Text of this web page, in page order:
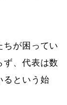
ちが困ってい
ず、代表は数
るという始